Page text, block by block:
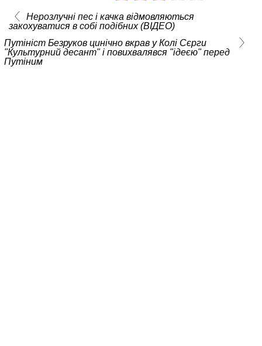
Нерозлучні пес і качка відмовляються
закохуватися в собі подібних (ВІДЕО)
Путініст Безруков цинічно вкрав у Колі Сєрги
"Культурний десант" і повихвалявся "ідеєю" перед
Путіним